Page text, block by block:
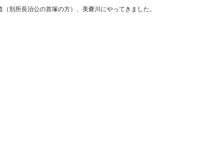
別所長治公の首塚の方）、美嚢川にやってきました。